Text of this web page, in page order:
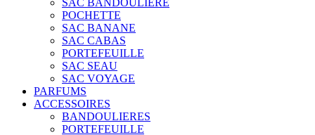
SAC BANDOULIÈRE
POCHETTE
SAC BANANE
SAC CABAS
PORTEFEUILLE
SAC SEAU
SAC VOYAGE
PARFUMS
ACCESSOIRES
BANDOULIERES
PORTEFEUILLE